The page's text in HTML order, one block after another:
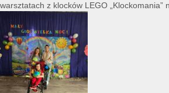
warsztatach z klocków LEGO „Klockomania”